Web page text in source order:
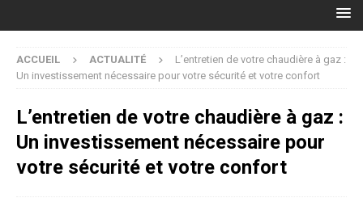
ACCUEIL ACTUALITÉ
L’entretien de votre chaudière à gaz :
Un investissement nécessaire pour votre sécurité et votre confort
L’entretien de votre chaudière à gaz :
Un investissement nécessaire pour
votre sécurité et votre confort